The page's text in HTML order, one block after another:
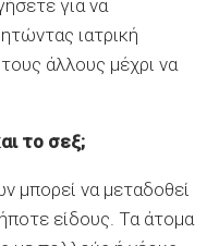
για να
ιατρική
άλλους μέχρι να
το σεξ;
μπορεί να μεταδοθεί
είδους. Τα άτομα